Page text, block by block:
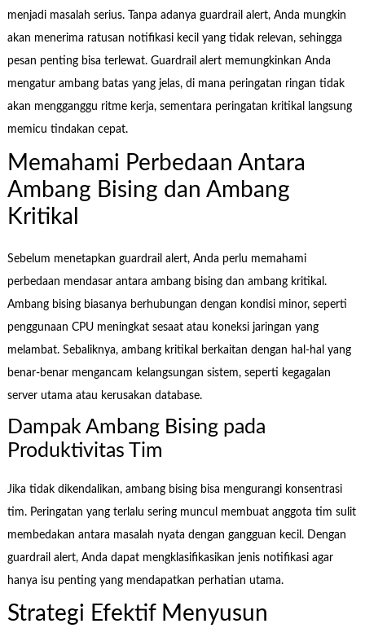
menjadi masalah serius. Tanpa adanya guardrail alert, Anda mungkin
akan menerima ratusan notifikasi kecil yang tidak relevan, sehingga
pesan penting bisa terlewat. Guardrail alert memungkinkan Anda
mengatur ambang batas yang jelas, di mana peringatan ringan tidak
akan mengganggu ritme kerja, sementara peringatan kritikal langsung
memicu tindakan cepat.
Memahami Perbedaan Antara
Ambang Bising dan Ambang
Kritikal
Sebelum menetapkan guardrail alert, Anda perlu memahami
perbedaan mendasar antara ambang bising dan ambang kritikal.
Ambang bising biasanya berhubungan dengan kondisi minor, seperti
penggunaan CPU meningkat sesaat atau koneksi jaringan yang
melambat. Sebaliknya, ambang kritikal berkaitan dengan hal-hal yang
benar-benar mengancam kelangsungan sistem, seperti kegagalan
server utama atau kerusakan database.
Dampak Ambang Bising pada
Produktivitas Tim
Jika tidak dikendalikan, ambang bising bisa mengurangi konsentrasi
tim. Peringatan yang terlalu sering muncul membuat anggota tim sulit
membedakan antara masalah nyata dengan gangguan kecil. Dengan
guardrail alert, Anda dapat mengklasifikasikan jenis notifikasi agar
hanya isu penting yang mendapatkan perhatian utama.
Strategi Efektif Menyusun